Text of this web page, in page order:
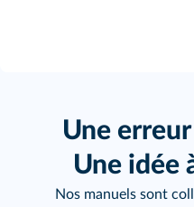
Une
Une idée
Nos manuels sont